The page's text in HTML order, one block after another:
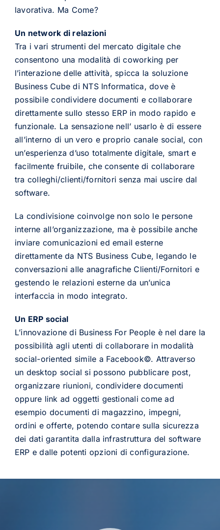
lavorativa. Ma Come?
Un network di relazioni
Tra i vari strumenti del mercato digitale che
consentono una modalità di coworking per
l’interazione delle attività, spicca la soluzione
Business Cube di NTS Informatica, dove è
possibile condividere documenti e collaborare
direttamente sullo stesso ERP in modo rapido e
funzionale. La sensazione nell’ usarlo è di essere
all’interno di un vero e proprio canale social, con
un’esperienza d’uso totalmente digitale, smart e
facilmente fruibile, che consente di collaborare
tra colleghi/clienti/fornitori senza mai uscire dal
software.
La condivisione coinvolge non solo le persone
interne all’organizzazione, ma è possibile anche
inviare comunicazioni ed email esterne
direttamente da NTS Business Cube, legando le
conversazioni alle anagrafiche Clienti/Fornitori e
gestendo le relazioni esterne da un’unica
interfaccia in modo integrato.
Un ERP social
L’innovazione di Business For People è nel dare la
possibilità agli utenti di collaborare in modalità
social-oriented simile a Facebook©. Attraverso
un desktop social si possono pubblicare post,
organizzare riunioni, condividere documenti
oppure link ad oggetti gestionali come ad
esempio documenti di magazzino, impegni,
ordini e offerte, potendo contare sulla sicurezza
dei dati garantita dalla infrastruttura del software
ERP e dalle potenti opzioni di configurazione.